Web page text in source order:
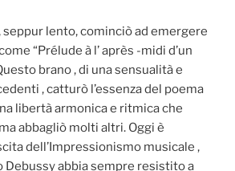
lento, cominciò ad emergere
“Prélude à l’ après -midi d’un
brano , di una sensualità e
, catturò l’essenza del poema
libertà armonica e ritmica che
abbagliò molti altri. Oggi è
dell’Impressionismo musicale ,
Debussy abbia sempre resistito a